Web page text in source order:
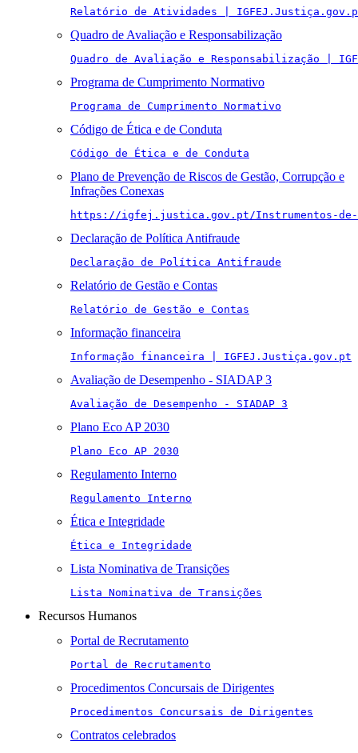
Relatório de Atividades |
Quadro de Avaliação e Responsabilização
Quadro de Avaliação e Responsabilização |
Programa de Cumprimento Normativo
Programa de Cumprimento Normativo
Código de Ética e de Conduta
Código de Ética e de Conduta
Plano de Prevenção de Riscos de Gestão, Corrupção e
Infrações Conexas
https://igfej.justica.gov.pt/Instrumentos-de-
Declaração de Política Antifraude
Declaração de Política Antifraude
Relatório de Gestão e Contas
Relatório de Gestão e Contas
Informação financeira
Informação financeira | IGFEJ.Justiça.gov.pt
Avaliação de Desempenho - SIADAP 3
Avaliação de Desempenho - SIADAP 3
Plano Eco AP 2030
Plano Eco AP 2030
Regulamento Interno
Regulamento Interno
Ética e Integridade
Ética e Integridade
Lista Nominativa de Transições
Lista Nominativa de Transições
Recursos Humanos
Portal de Recrutamento
Portal de Recrutamento
Procedimentos Concursais de Dirigentes
Procedimentos Concursais de Dirigentes
Contratos celebrados